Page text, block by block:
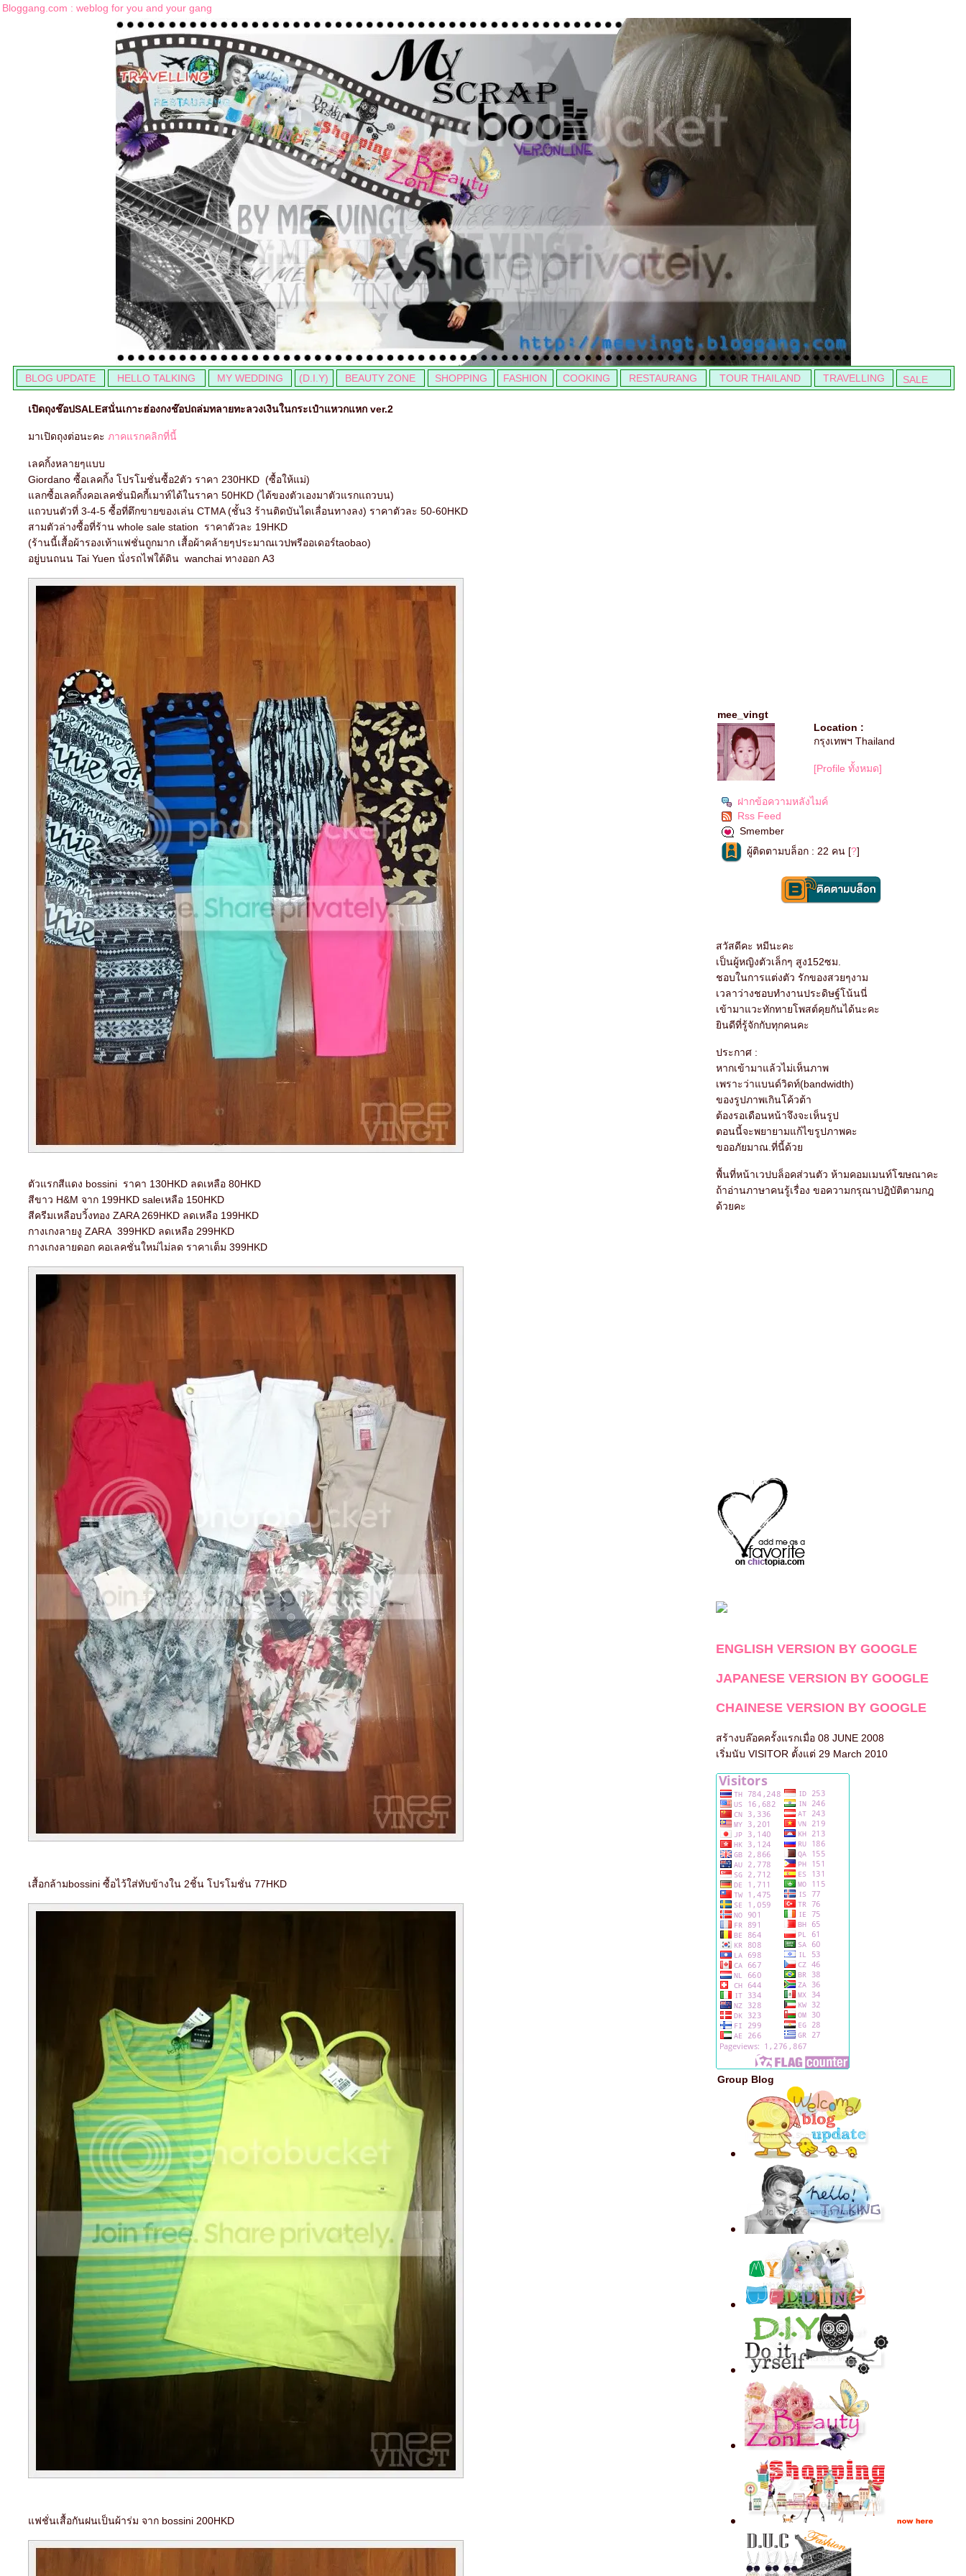
Bloggang.com : weblog for you and your gang
BLOG UPDATE HELLO TALKING MY WEDDING (D.I.Y) BEAUTY ZONE SHOPPING FASHION COOKING RESTAURANG TOUR THAILAND TRAVELLING SALE
เปิดถุงช๊อปSALEสนั่นเกาะฮ่องกงช๊อปถล่มทลายทะลวงเงินในกระเป๋าแหวกแหก ver.2
มาเปิดถุงต่อนะคะ ภาคแรกคลิกที่นี้
เลคกิ้งหลายๆแบบ
Giordano ซื้อเลคกิ้ง โปรโมชั่นซื้อ2ตัว ราคา 230HKD (ซื้อให้แม่)
ลกซื้อเลคกิ้งคอเลคชั่นมิคกี้เมาท์ได้ในราคา 50HKD (ได้ของตัวเองมาตัวแรกแถวบน)
ถวบนตัวที่ 3-4-5 ซื้อที่ตึกขายของเล่น CTMA (ชั้น3 ร้านติดบันไดเลื่อนทางลง) ราคาตัวละ 50-60HKD
สามตัวล่างซื้อที่ร้าน whole sale station ราคาตัวละ 19HKD
(ร้านนี้เสื้อผ้ารองเท้าแฟชั่นถูกมาก เสื้อผ้าคล้ายๆประมาณเวปพรีออเดอร์taobao)
อยู่บนถนน Tai Yuen นั่งรถไฟใต้ดิน wanchai ทางออก A3
ตัวแรกสีแดง bossini ราคา 130HKD ลดเหลือ 80HKD
สีขาว H&M จาก 199HKD saleเหลือ 150HKD
สีครีมเหลือบวิ้งทอง ZARA 269HKD ลดเหลือ 199HKD
กางเกงลายงู ZARA 399HKD ลดเหลือ 299HKD
กางเกงลายดอก คอเลคชั่นใหม่ไม่ลด ราคาเต็ม 399HKD
เสื้อกล้ามbossini ซื้อไว้ใส่ทับข้างใน 2ชิ้น โปรโมชั่น 77HKD
ฟชั่นเสื้อกันฝนเป็นผ้าร่ม จาก bossini 200HKD
mee_vingt
Location :
กรุงเทพฯ Thailand
[Profile ทั้งหมด]
ฝากข้อความหลังไมค์
Rss Feed
Smember
ผู้ติดตามบล็อก : 22 คน [?]
สวัสดีคะ หมีนะคะ
เป็นผู้หญิงตัวเล็กๆ สูง152ซม.
ชอบในการแต่งตัว รักของสวยๆงาม
เวลาว่างชอบทำงานประดิษฐ์โน้นนี่
เข้ามาแวะทักทายโพสต์คุยกันได้นะคะ
ินดีที่รู้จักกับทุกคนคะ
ประกาศ :
หากเข้ามาแล้วไม่เห็นภาพ
เพราะว่าแบนด์วิดท์(bandwidth)
ของรูปภาพเกินโค้วต้า
ต้องรอเดือนหน้าจึงจะเห็นรูป
ตอนนี้จะพยายามแก้ไขรูปภาพคะ
ขออภัยมาณ.ที่นี้ด้ว
พื้นที่หน้าเวปบล็อคส่วนตัว ห้ามคอมเมนท์โฆษณาคะ
ถ้าอ่านภาษาคนรู้เรื่อง ขอความกรุณาปฎิบัติตามกฎ
ด้วยคะ
ENGLISH VERSION BY GOOGLE
JAPANESE VERSION BY GOOGLE
CHAINESE VERSION BY GOOGLE
สร้างบล๊อคครั้งแรกเมื่อ 08 JUNE 2008
เริ่มนับ VISITOR ตั้งแต่ 29 March 2010
Group Blog